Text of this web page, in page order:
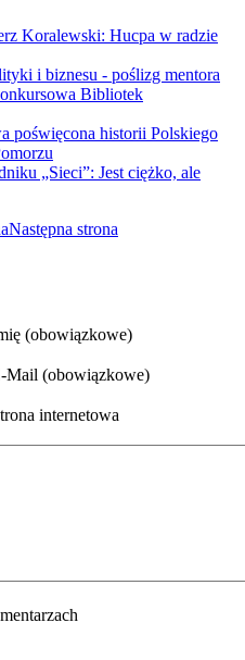
Koralewski: Hucpa w radzie
i biznesu - poślizg mentora
Bibliotek
poświęcona historii Polskiego
„Sieci”: Jest ciężko, ale
Następna strona
(obowiązkowe)
Mail (obowiązkowe)
internetowa